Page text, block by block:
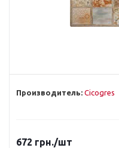
Производитель: Cicogres
672 грн./шт